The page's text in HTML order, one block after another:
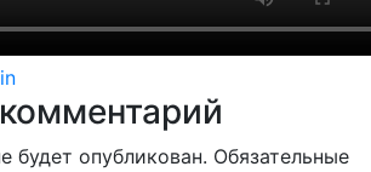
будет опубликован. Обязательные